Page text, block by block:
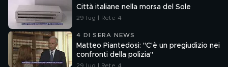
Città italiane nella morsa del Sole
29 lug | Rete 4
4 DI SERA NEWS
Matteo Piantedosi: "C'è un pregiudizio nei
confronti della polizia"
29 lug | Rete 4